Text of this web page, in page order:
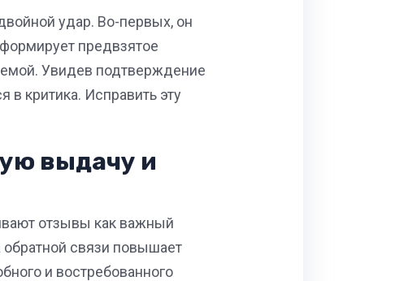
удар. Во-первых, он
предвзятое
Увидев подтверждение
в критика. Исправить эту
выдачу и
отзывы как важный
связи повышает
и востребованного